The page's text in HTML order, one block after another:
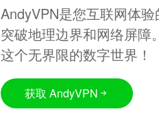
AndyVPN是您互联网体
突破地理边界和网络屏障
这个无界限的数字世界！
获取 AndyVPN